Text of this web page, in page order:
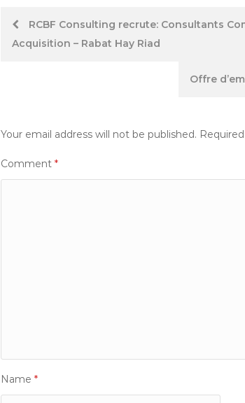
PostRCBF Consulting recrute: Consultants
Acquisition – Rabat Hay Riad
Offre
Your email address will not be published.
Comment *
Name *